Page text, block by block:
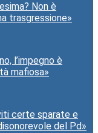
Non è
trasgressione»
l’impegno è
mafiosa»
certe sparate e
del Pd»